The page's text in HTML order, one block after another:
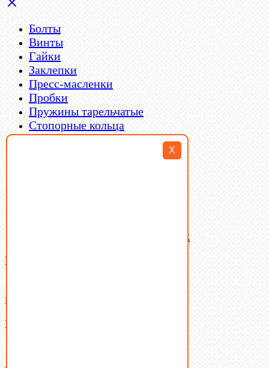
X
Болты
Винты
Гайки
Заклепки
Пресс-масленки
Пробки
Пружины тарельчатые
Стопорные кольца
Такелаж
Латунный и бронзовый крепеж
Ваша корзина
В корзине нет товаров.
Поиск